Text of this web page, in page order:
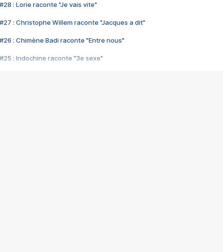
#28 : Lorie raconte "Je vais vite"
#27 : Christophe Willem raconte "Jacques a dit"
#26 : Chimène Badi raconte "Entre nous"
#25 : Indochine raconte "3e sexe"